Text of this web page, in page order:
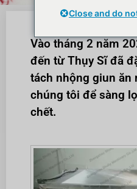
Vào tháng 2 năm
đến từ Thụy Sĩ đã
tách nhộng giun ăn
chúng tôi để sàng
chết.
Close and do